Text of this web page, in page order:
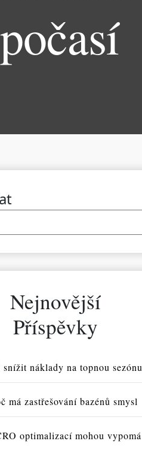
Nejnovější
Příspěvky
snížit náklady na topnou sezónu
má zastřešování bazénů smysl
optimalizací mohou vypomá